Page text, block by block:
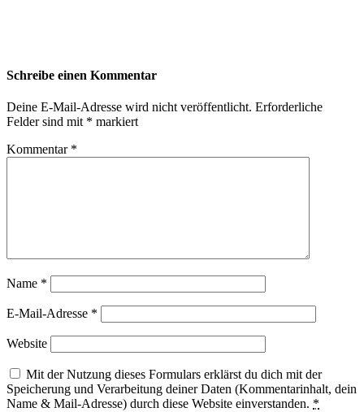
Schreibe einen Kommentar
Deine E-Mail-Adresse wird nicht veröffentlicht. Erforderliche
Felder sind mit * markiert
Kommentar *
Name *
E-Mail-Adresse *
Website
Mit der Nutzung dieses Formulars erklärst du dich mit der
Speicherung und Verarbeitung deiner Daten (Kommentarinhalt, dein
Name & Mail-Adresse) durch diese Website einverstanden. *